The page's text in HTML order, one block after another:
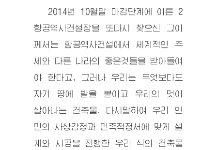
2014년 10월말 마감단계에 이른 2
항공역사건설장을 또다시 찾으신 그이
께서는 항공역사건설에서 세계적인 추
세와 다른 나라의 좋은것들을 받아들여
야 한다고, 그러나 우리는 무엇보다도
자기 땅에 발을 붙이고 우리의 멋이
살아나는 건축물, 다시말하여 우리 인
민의 사상감정과 민족적정서에 맞게 설
계와 시공을 진행한 우리 식의 건축물